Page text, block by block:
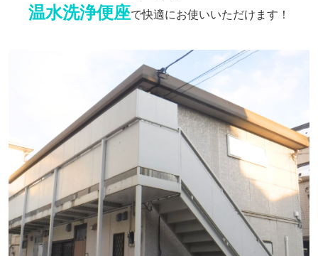
温水洗浄便座で快適にお使いいただけます！